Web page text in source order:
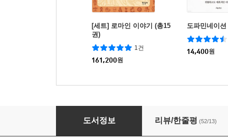
[세트] 로마인 이야기 (총15
권)
1건
161,200원
도파민네이션
14,400원
로마인 이야기 05
도서정보 리뷰/한줄평 (52/13)